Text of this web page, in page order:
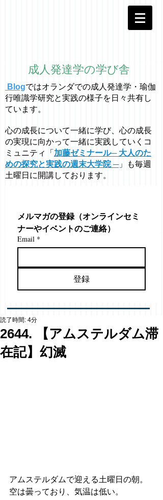
成人発達学の学び舎
Blogではオラ ンダでの成人発達学・ 瑜伽
行唯識学研究と実践の様子を日々共有し
ています。
心の成長について一緒に学び、心の成長
の実現に向かって一緒に実践していくコ
ミュニティ「 加藤ゼミナール─ 大人のた
めの探究と実践の週末大学院 ─」も毎週
土曜日に開講しております。
メルマガの登録（オンラインセミ
ナーやイベントのご連絡）
Email *
登録
2644. 【アムステルダム滞
在記】幻滅
読了時間: 4分
アムステルダムで迎える土曜日の朝。
空は曇っており、気温は低い。